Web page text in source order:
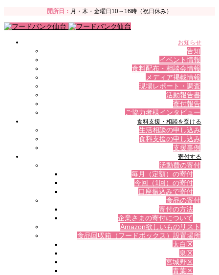
開所日： 月・木・金曜日10～16時（祝日休み）
お知らせ
告知
イベント情報
食料配布・相談会情報
メディア掲載情報
現場レポート・調査
活動報告書
寄付報告
ご協力者様インタビュー
食料支援・相談を受ける
生活相談の申し込み
食料支援の申し込み
支援事例
寄付する
活動費の寄付
毎月（定額）の寄付
今回（1回）の寄付
口座振込みで寄付
食品の寄付
寄付の方法
企業さまの寄付について
Amazon欲しいものリスト
食品回収箱（フードボックス）設置場所
太白区
泉区
宮城野区
青葉区